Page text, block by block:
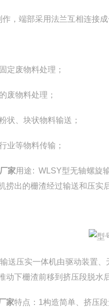
，端部采用法兰互相连接成
定废物料处理；
废物料处理；
状、块状物料输送；
业等物料传输；
家用途: WLSY型无轴螺旋
捞出的栅渣经过输送和压实
送压实一体机由驱动装置
动下栅渣前移到挤压段脱水
家特点：1构造简单、挤压